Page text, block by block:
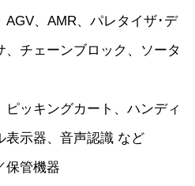
AGV、AMR、パレタイザ･デ
チェーンブロック、ソータ
ピッキングカート、ハンディ
表示器、音声認識 など
保管機器